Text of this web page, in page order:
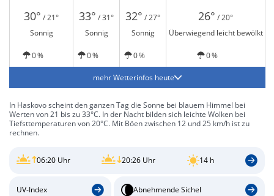
30° / 21° 33° / 31° 32° / 27° 26° / 20°
Sonnig
Sonnig Sonnig Überwiegend leicht bewölkt
0 % 0 % 0 % 0 %
mehr Wetterinfos heute
In Haskovo scheint den ganzen Tag die Sonne bei blauem Himmel bei
Werten von 21 bis zu 33°C. In der Nacht bilden sich leichte Wolken bei
Tiefsttemperaturen von 20°C. Mit Böen zwischen 12 und 25 km/h ist zu
rechnen.
06:20 Uhr 20:26 Uhr 14 h
UV-Index Abnehmende Sichel